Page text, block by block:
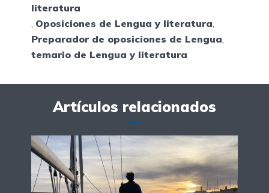
literatura
, Oposiciones de Lengua y literatura,
Preparador de oposiciones de Lengua,
temario de Lengua y literatura
Artículos relacionados